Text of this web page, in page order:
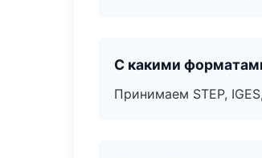
С какими
Принимаем STEP,